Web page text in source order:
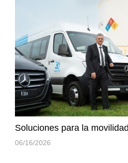
Soluciones para la
06/16/2026